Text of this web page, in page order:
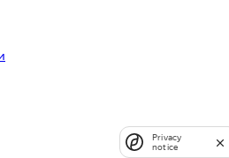
Privacy
notice